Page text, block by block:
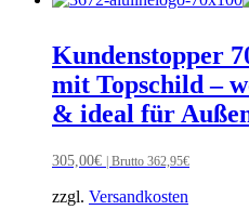
Kundenstopper
mit Topschild –
& ideal für
305,00€ | Brutto 362,95€
zzgl. Versandkosten